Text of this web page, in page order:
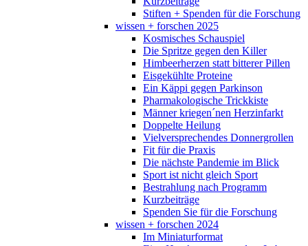
Stiften + Spenden für die Forschung
wissen + forschen 2025
Kosmisches Schauspiel
Die Spritze gegen den Killer
Himbeerherzen statt bitterer Pillen
Eisgekühlte Proteine
Ein Käppi gegen Parkinson
Pharmakologische Trickkiste
Männer kriegen´nen Herzinfarkt
Doppelte Heilung
Vielversprechendes Donnergrollen
Fit für die Praxis
Die nächste Pandemie im Blick
Sport ist nicht gleich Sport
Bestrahlung nach Programm
Kurzbeiträge
Spenden Sie für die Forschung
wissen + forschen 2024
Im Miniaturformat